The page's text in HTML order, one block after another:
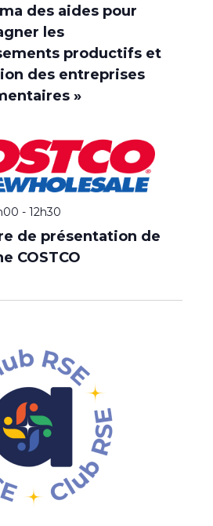
des aides pour
les
productifs et
des entreprises
»
de présentation de
COSTCO
- 12h30